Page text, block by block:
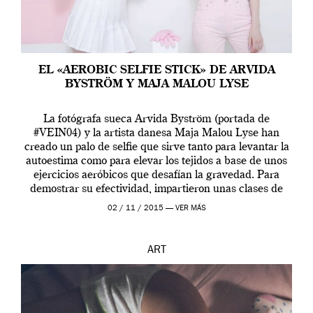
EL «AEROBIC SELFIE STICK» DE ARVIDA
BYSTRÖM Y MAJA MALOU LYSE
La fotógrafa sueca Arvida Byström (portada de
#VEIN04) y la artista danesa Maja Malou Lyse han
creado un palo de selfie que sirve tanto para levantar la
autoestima como para elevar los tejidos a base de unos
ejercicios aeróbicos que desafían la gravedad. Para
demostrar su efectividad, impartieron unas clases de
prueba en el Tate […]
02 / 11 / 2015 — VER MÁS
ART